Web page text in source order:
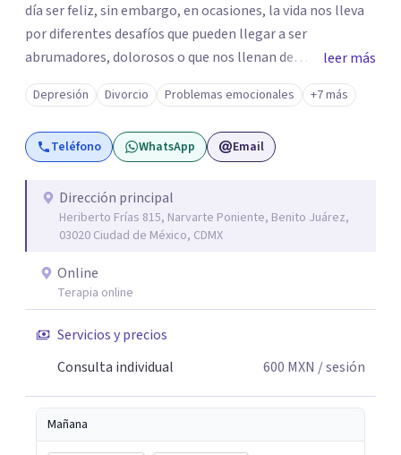
día ser feliz, sin embargo, en ocasiones, la vida nos lleva
por diferentes desafíos que pueden llegar a ser
abrumadores, dolorosos o que nos llenan de
preocupación al momento de tratar de resolverlos. Si
sientes que estos desafíos, dificultan tu vida, te invito a
que exploremos juntos las situaciones que estás viviendo
en un espacio seguro, respetuoso, confiable y
egresada de Dimensión Psicoanalítica, Licenciada en
Psicología por la UVM y Licenciada en Trabajo Social por
la UNAM. Cuento con los siguientes diplomados:
Introducción a la Lectura de Lacan: del sujeto al parletrè y
Principales aportaciones al psicoanálisis con niños y
adolescentes. Además de varios cursos y talleres, entre
ellos: Abordaje Psicológico del Duelo Infantil, El objeto
del fantasma y transferencia; Narcisismo, del mito a la
escucharte.
leer más
Depresión Divorcio Problemas emocionales +7 más
Teléfono WhatsApp Email
Dirección principal
Heriberto Frías 815, Narvarte Poniente, Benito Juárez,
03020 Ciudad de México, CDMX
Online
Terapia online
Servicios y precios
Consulta individual
600 MXN / sesión
Mañana